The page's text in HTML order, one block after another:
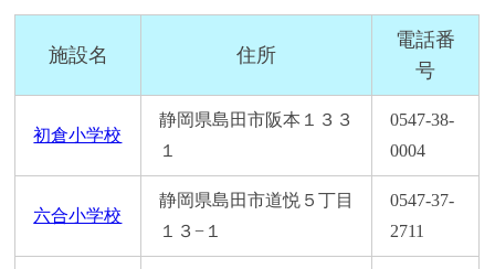
施設名 住所
電話番
号
初倉小学校
静岡県島田市阪本１３３
１
0547-38-
0004
六合小学校
静岡県島田市道悦５丁目
１３−１
0547-37-
2711